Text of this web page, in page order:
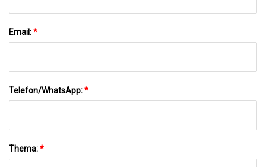
Email:*
Telefon/WhatsApp:*
Thema:*